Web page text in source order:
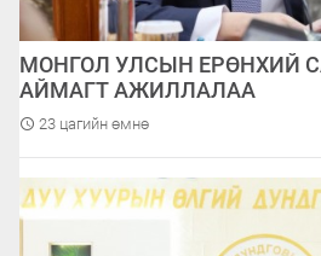
МОНГОЛ УЛСЫН ЕРӨНХИЙ
АЙМАГТ АЖИЛЛАЛАА
23 цагийн өмнө